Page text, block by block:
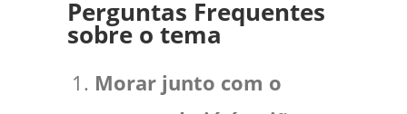
Perguntas Frequentes
sobre o tema
Morar junto com o